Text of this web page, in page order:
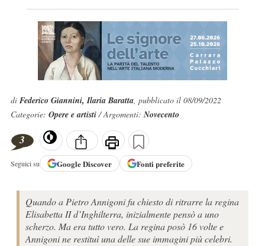
di Federico Giannini, Ilaria Baratta, pubblicato il 08/09/2022
Categorie: Opere e artisti/ Argomenti:Novecento
3
Seguici su GoogleDiscover Fonti preferite
Quando a Pietro Annigoni fu chiesto di ritrarre la regina
Elisabetta II d’Inghilterra, inizialmente pensò a uno
scherzo. Ma era tutto vero. La regina posò 16 volte e
Annigoni ne restituì una delle sue immagini più celebri.